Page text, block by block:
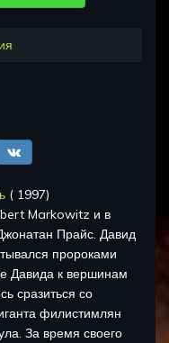
( 1997)
Markowitz и в
Прайс. Давид
пророками
Давида к вершинам
сразиться со
филистимлян
За время своего